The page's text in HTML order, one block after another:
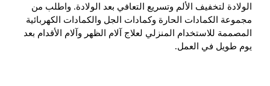
الولادة لتخفيف الألم وتسريع التعافي بعد الولادة. واطلب من
مجموعة الكمادات الحارة وكمادات الجل والكمادات الكهربائية
المصممة للاستخدام المنزلي لعلاج آلام الظهر وآلام الأقدام بعد
يوم طويل في العمل.